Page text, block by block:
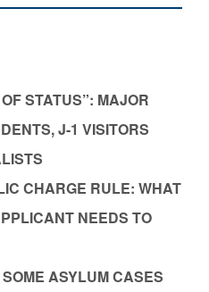
STATUS”: MAJOR
J-1 VISITORS
CHARGE RULE: WHAT
NEEDS TO
ASYLUM CASES